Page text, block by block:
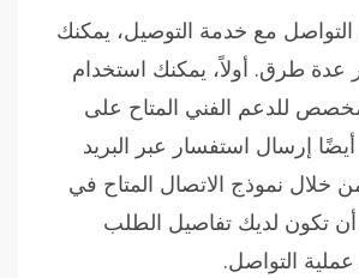
مع خدمة التوصيل، يمكنك
عدة طرق. أولاً، يمكنك استخدام
للدعم الفني المتاح على
إرسال استفسار عبر البريد
خلال نموذج الاتصال المتاح في
تكون لديك تفاصيل الطلب
التواصل.